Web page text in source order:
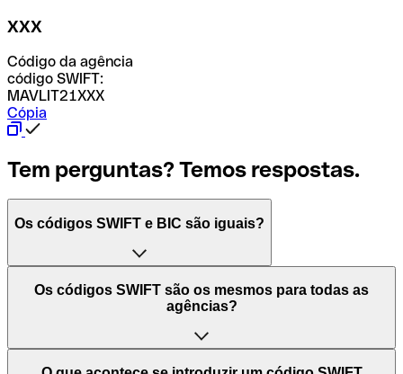
XXX
Código da agência
código SWIFT:
MAVLIT21XXX
Cópia
Tem perguntas? Temos respostas.
Os códigos SWIFT e BIC são iguais?
O acrónimo SWIFT significa "Society for Worldwide
Interbank Financial Telecommunication (Sociedade para
Mundiais)". Trata-se de uma rede mundial onde se
processam pagamentos entre países. Por outro lado, BIC
Os códigos SWIFT são os mesmos para todas as
agências?